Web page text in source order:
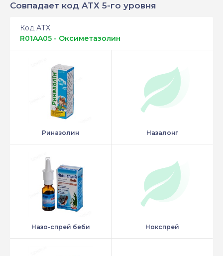
Совпадает код ATХ 5-го уровня
Код АТХ
R01AA05 - Оксиметазолин
Риназолин Назалонг
Назо-спрей беби Нокспрей